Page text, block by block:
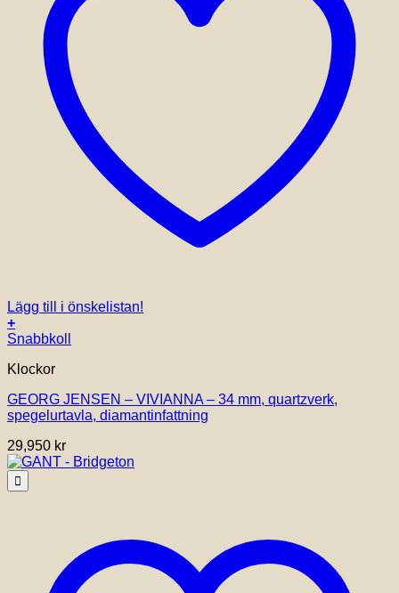
Lägg till i önskelistan!
+
Den
produkten
flera
varianter.
olika
alternativen
kan
Snabbkoll
Klockor
GEORG JENSEN – VIVIANNA – 34 mm, quartzverk,
spegelurtavla, diamantinfattning
29,950 kr